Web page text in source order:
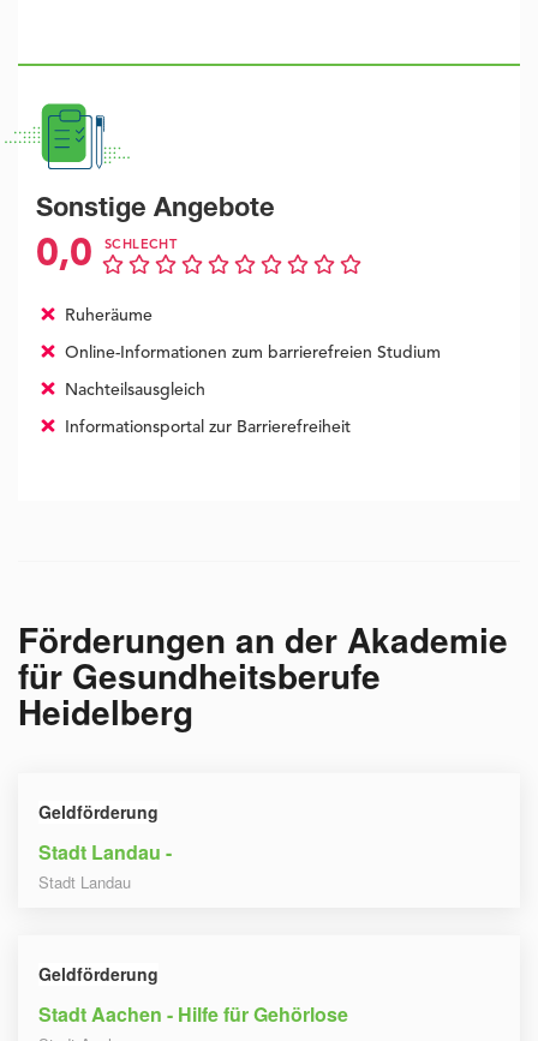
Sonstige Angebote
0,0 SCHLECHT
Ruheräume
Online-Informationen zum barrierefreien Studium
Nachteilsausgleich
Informationsportal zur Barrierefreiheit
Förderungen an derAkademie
für Gesundheitsberufe
Heidelberg
Geldförderung
Stadt Landau -
Stadt Landau
Geldförderung
Stadt Aachen - Hilfe für Gehörlose